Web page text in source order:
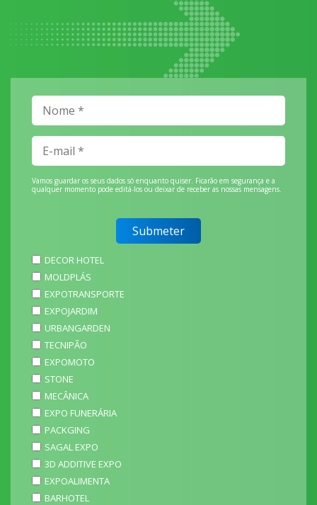
Vamos guardar os seus dados só enquanto quiser. Ficarão em segurança e a
qualquer momento pode editá-los ou deixar de receber as nossas mensagens.
DECOR HOTEL
MOLDPLÁS
EXPOTRANSPORTE
EXPOJARDIM
URBANGARDEN
TECNIPÃO
EXPOMOTO
STONE
MECÂNICA
EXPO FUNERÁRIA
PACKGING
SAGAL EXPO
3D ADDITIVE EXPO
EXPOALIMENTA
BARHOTEL